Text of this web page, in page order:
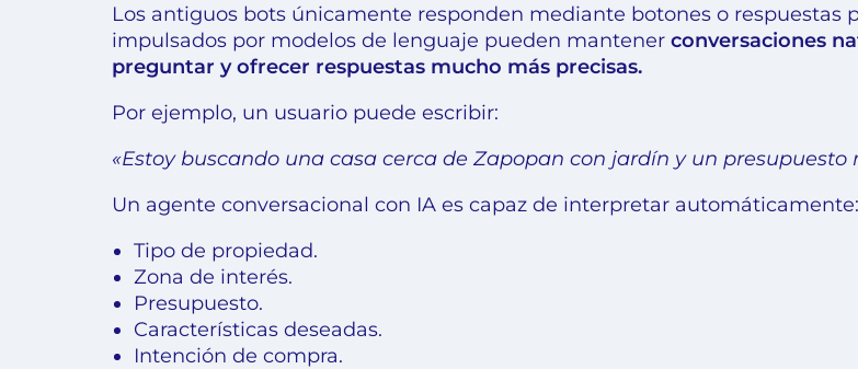
Los antiguos bots únicamente responden mediante botones o respuestas
impulsados por modelos de lenguaje pueden mantener conversaciones
preguntar y ofrecer respuestas mucho más precisas.
Por ejemplo, un usuario puede escribir:
«Estoy buscando una casa cerca de Zapopan con jardín y un
Un agente conversacional con IA es capaz de interpretar automáticamente:
Tipo de propiedad.
Zona de interés.
Presupuesto.
Características deseadas.
Intención de compra.